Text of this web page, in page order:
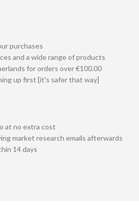
purchases
and a wide range of products
for orders over €100.00
up first [it's safer that way]
at no extra cost
market research emails afterwards
14 days